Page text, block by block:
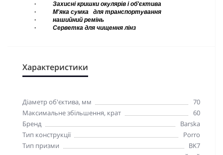
·
Захисні кришки окулярів і об'єктива
·
М'яка сумка
для транспортування
·
нашийний ремінь
·
Серветка для чищення лінз
Характеристики
Діаметр об'єктива, мм
70
Максимальне збільшення, крат
60
Бренд
Barska
Тип конструкції
Porro
Тип призми
BK7